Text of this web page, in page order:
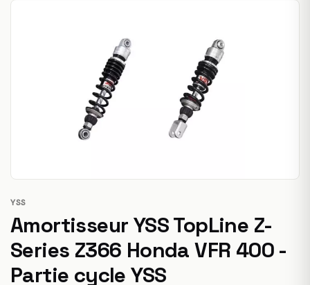
YSS
Amortisseur YSS TopLine Z-
Series Z366 Honda VFR 400 -
Partie cycle YSS